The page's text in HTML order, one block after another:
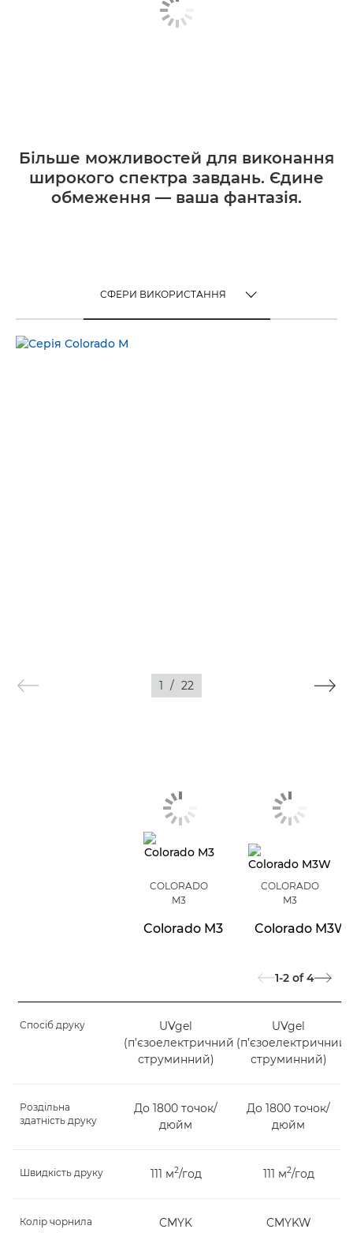
Більше можливостей для виконання
широкого спектра завдань. Єдине
обмеження — ваша фантазія.
СФЕРИ ВИКОРИСТАННЯ
СФЕРИ ВИКОРИСТАННЯ
1 / 22
COLORADO
M3
Colorado M3
COLORADO
M3
Colorado M3W
1-2 of 4
Спосіб друку
UVgel
(п’єзоелектричний
струминний)
UVgel
(п’єзоелектричний
струминний)
Роздільна
здатність друку
До 1800 точок/
дюйм
До 1800 точок/
дюйм
Швидкість друку 111 м2/год 111 м2/год
Колір чорнила CMYK CMYKW